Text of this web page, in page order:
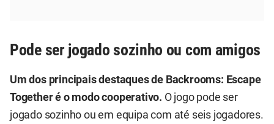
Pode ser jogado sozinho ou com amigos
Um dos principais destaques de Backrooms: Escape
Together é o modo cooperativo. O jogo pode ser
jogado sozinho ou em equipa com até seis jogadores.